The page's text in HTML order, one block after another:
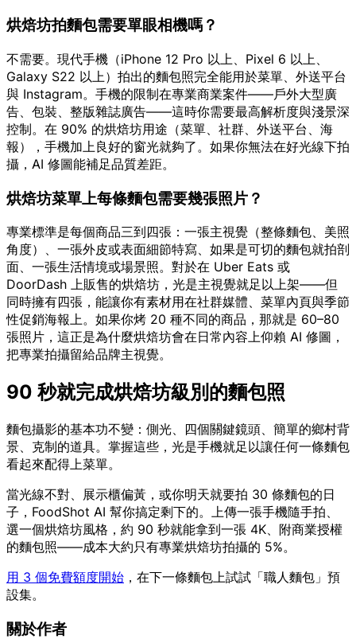
烘焙坊拍麵包需要單眼相機嗎？
不需要。現代手機（iPhone 12 Pro 以上、Pixel 6 以上、
Galaxy S22 以上）拍出的麵包照完全能用於菜單、外送平台
與 Instagram。手機的限制在專業商業案件——戶外大型廣
告、包裝、整版雜誌廣告——這時你需要最高解析度與淺景深
控制。在 90% 的烘焙坊用途（菜單、社群、外送平台、海
報），手機加上良好的窗光就夠了。如果你無法在好光線下拍
攝，AI 修圖能補足品質差距。
烘焙坊菜單上每條麵包需要幾張照片？
專業標準是每個商品三到四張：一張主視覺（整條麵包、美照
角度）、一張外皮或表面細節特寫、如果是可切的麵包就拍剖
面、一張生活情境或場景照。對於在 Uber Eats 或
DoorDash 上販售的烘焙坊，光是主視覺就足以上架——但
同時擁有四張，能讓你有素材用在社群媒體、菜單內頁與季節
性促銷海報上。如果你烤 20 種不同的商品，那就是 60–80
張照片，這正是為什麼烘焙坊會在日常內容上仰賴 AI 修圖，
把專業拍攝留給品牌主視覺。
90 秒就完成烘焙坊級別的麵包照
麵包攝影的基本功不變：側光、四個關鍵鏡頭、簡單的鄉村背
景、克制的道具。掌握這些，光是手機就足以讓任何一條麵包
看起來配得上菜單。
當光線不對、展示櫃偏黃，或你明天就要拍 30 條麵包的日
子，FoodShot AI 幫你搞定剩下的。上傳一張手機隨手拍、
選一個烘焙坊風格，約 90 秒就能拿到一張 4K、附商業授權
的麵包照——成本大約只有專業烘焙坊拍攝的 5%。
用 3 個免費額度開始 ，在下一條麵包上試試「職人麵包」預
設集。
關於作者